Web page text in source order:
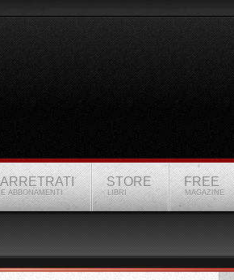
ARRETRATI
E ABBONAMENTI
STORE
LIBRI
FREE
MAGAZINE